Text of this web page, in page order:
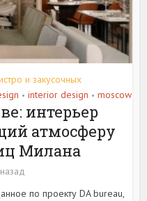
и закусочных
• interior design • moscow
интерьер
атмосферу
Милана
по проекту DA bureau,